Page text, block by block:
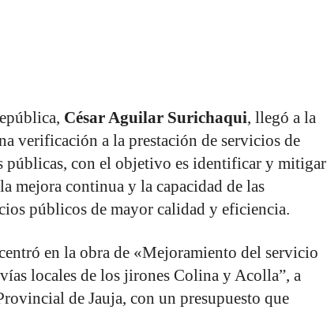
César Aguilar Surichaqui, llegó a la
verificación a la prestación de servicios de
públicas, con el objetivo es identificar y mitigar
mejora continua y la capacidad de las
públicos de mayor calidad y eficiencia.
en la obra de «Mejoramiento del servicio
locales de los jirones Colina y Acolla”, a
de Jauja, con un presupuesto que